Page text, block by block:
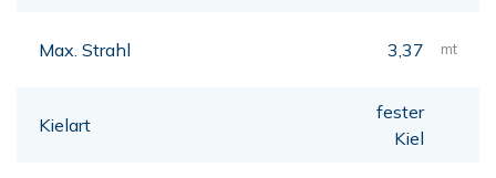
Max. Strahl 3,37 mt
Kielart
fester
Kiel